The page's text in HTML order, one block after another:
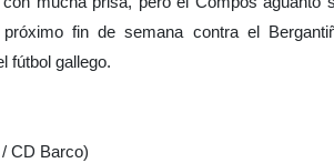
fin de semana contra el
fútbol gallego.
CD Barco)